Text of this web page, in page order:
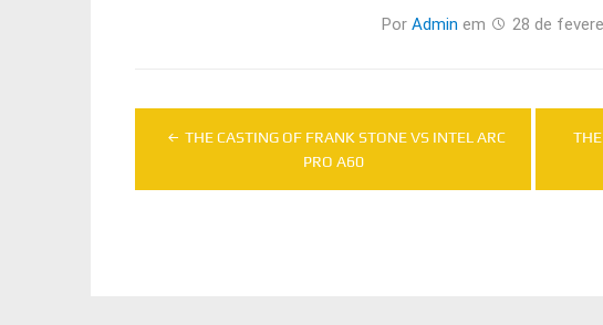
Por Admin em 28 de
Navegação
THE CASTING OF FRANK STONE VS INTEL ARC
PRO A60